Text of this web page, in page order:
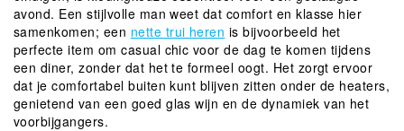
avond. Een stijlvolle man weet dat comfort en klasse hier
samenkomen; een nette trui heren is bijvoorbeeld het
perfecte item om casual chic voor de dag te komen tijdens
een diner, zonder dat het te formeel oogt. Het zorgt ervoor
dat je comfortabel buiten kunt blijven zitten onder de heaters,
genietend van een goed glas wijn en de dynamiek van het
voorbijgangers.